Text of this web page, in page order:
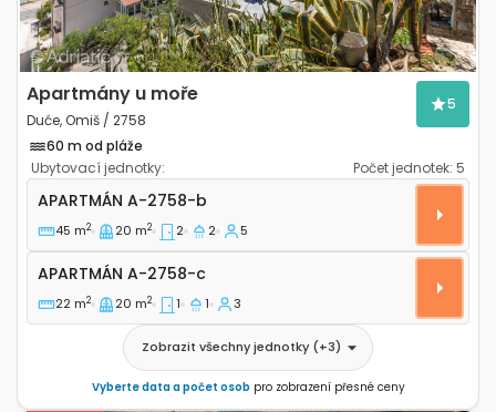
Apartmány u moře
Duće, Omiš / 2758
5
60 m od pláže
Ubytovací jednotky:
Počet jednotek: 5
Dvoupokojový apartmán Duće, Omiš A-2758-b
APARTMÁN A-2758-b
45 m2 20 m2 2 2 5
Apartmán A-2758-c
APARTMÁN A-2758-c
22 m2 20 m2 1 1 3
Zobrazit všechny jednotky (+3)
Vyberte data a počet osob pro zobrazení přesné ceny